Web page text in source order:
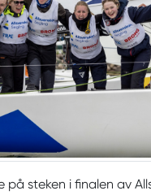
på steken i finalen av